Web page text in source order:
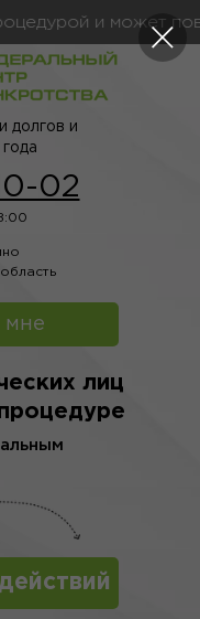
и может
лиц
мне
02
долгов и